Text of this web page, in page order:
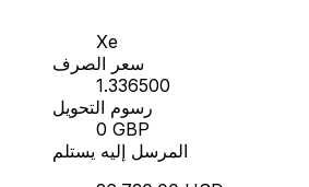
Xe
سعر الصرف
1.336500
رسوم التحويل
0 GBP
المرسل إليه يستلم